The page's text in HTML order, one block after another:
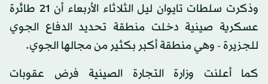
وذكرت سلطات تايوان ليل الثلاثاء الأربعاء أن 21 طائرة
عسكرية صينية دخلت منطقة تحديد الدفاع الجوي
للجزيرة - وهي منطقة أكبر بكثير من مجالها الجوي.
كما أعلنت وزارة التجارة الصينية فرض عقوبات